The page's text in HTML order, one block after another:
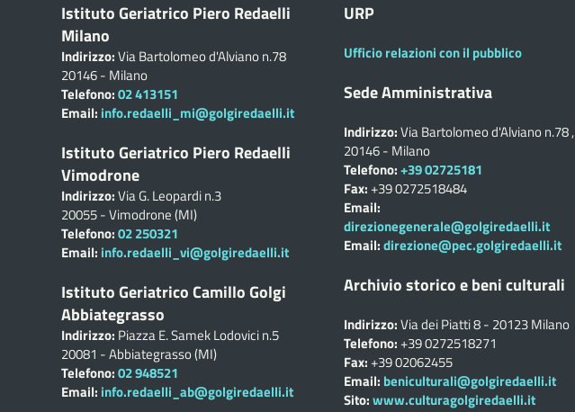
Istituto Geriatrico Piero Redaelli
Milano
Indirizzo:Via Bartolomeo d'Alviano n.78
20146 - Milano
Telefono:02 413151
Email: info.redaelli_mi@golgiredaelli.it
Istituto Geriatrico Piero Redaelli
Vimodrone
Indirizzo:Via G. Leopardi n.3
20055 - Vimodrone (MI)
Telefono:02 250321
Email: info.redaelli_vi@golgiredaelli.it
Istituto Geriatrico Camillo Golgi
Abbiategrasso
Indirizzo: Piazza E. Samek Lodovici n.5
20081 - Abbiategrasso (MI)
Telefono:02 948521
Email: info.redaelli_ab@golgiredaelli.it
URP
Ufficio relazioni con il pubblico
Sede Amministrativa
Indirizzo:Via Bartolomeo d'Alviano n.78 ,
20146 - Milano
Telefono:+39 02725181
Fax:+39 0272518484
Email:
direzionegenerale@golgiredaelli.it
Email:direzione@pec.golgiredaelli.it
Archivio storico e beni culturali
Indirizzo:Via dei Piatti 8 - 20123 Milano
Telefono:+39 0272518271
Fax:+39 02062455
Email: beniculturali@golgiredaelli.it
Sito:www.culturagolgiredaelli.it